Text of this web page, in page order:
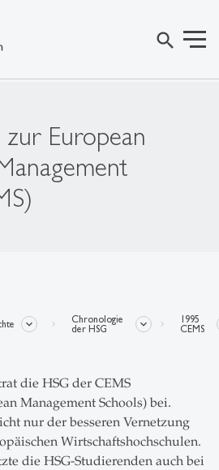
search
European
Chronologie
der HSG
1995
CEMS
die HSG der CEMS
Management Schools) bei.
nur der besseren Vernetzung
Wirtschaftshochschulen.
die HSG-Studierenden auch bei